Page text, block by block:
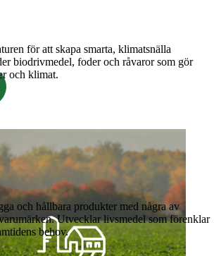
för att skapa smarta, klimatsnälla
biodrivmedel, foder och råvaror som gör
och klimat.
och hållbara produkter med några av
Utvecklar livsmedel som förenklar
behov.